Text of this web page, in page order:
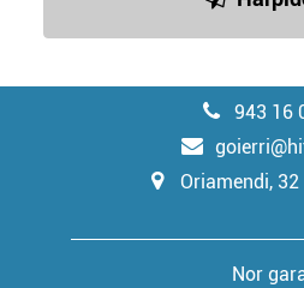
943 16
Oriamendi, 32
Nor